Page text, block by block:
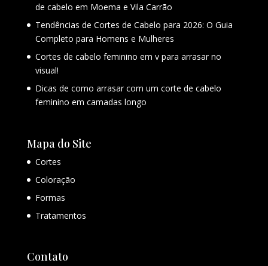
de cabelo em Moema e Vila Carrão
Tendências de Cortes de Cabelo para 2026: O Guia
Completo para Homens e Mulheres
Cortes de cabelo feminino em v para arrasar no
visual!
Dicas de como arrasar com um corte de cabelo
feminino em camadas longo
Mapa do Site
Cortes
Coloração
Formas
Tratamentos
Contato